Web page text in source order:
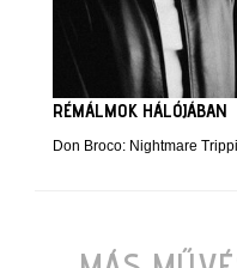
RÉMÁLMOK HÁLÓJÁBAN
Don Broco: Nightmare